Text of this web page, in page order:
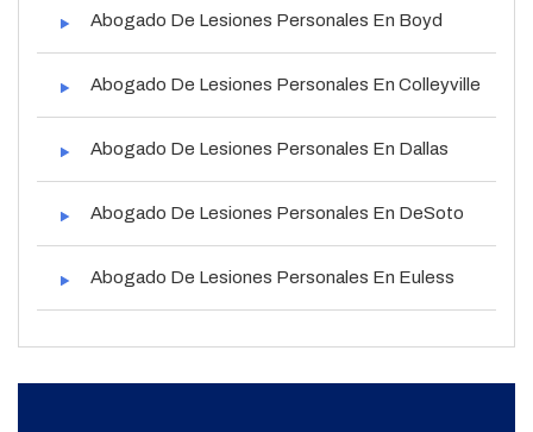
Abogado De Lesiones Personales En Boyd
Abogado De Lesiones Personales En Colleyville
Abogado De Lesiones Personales En Dallas
Abogado De Lesiones Personales En DeSoto
Abogado De Lesiones Personales En Euless